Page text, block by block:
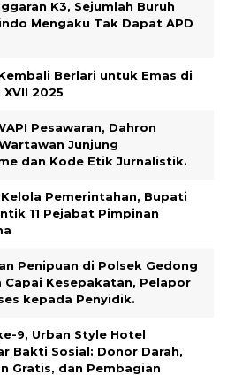
K3, Sejumlah Buruh
Mengaku Tak Dapat APD
Berlari untuk Emas di
2025
Pesawaran, Dahron
Junjung
dan Kode Etik Jurnalistik.
Pemerintahan, Bupati
11 Pejabat Pimpinan
Penipuan di Polsek Gedong
Capai Kesepakatan, Pelapor
kepada Penyidik.
9, Urban Style Hotel
Bakti Sosial: Donor Darah,
Gratis, dan Pembagian